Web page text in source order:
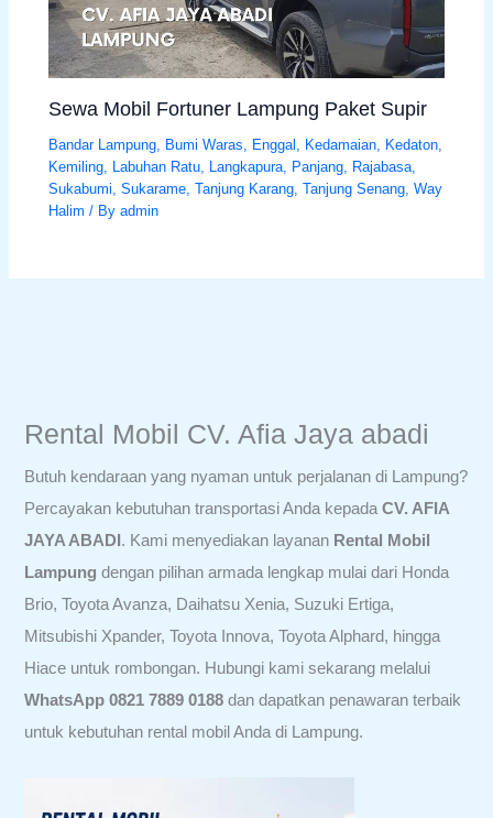
Sewa Mobil Fortuner Lampung Paket Supir
Bandar Lampung, Bumi Waras, Enggal , Kedamaian, Kedaton,
Kemiling, Labuhan Ratu, Langkapura, Panjang, Rajabasa,
Sukabumi,Sukarame,Tanjung Karang,Tanjung Senang,Way
Halim / Byadmin
Rental Mobil CV. Afia Jaya abadi
Butuh kendaraan yang nyaman untuk perjalanan di Lampung?
Percayakan kebutuhan transportasi Anda kepadaCV. AFIA
JAYA ABADI . Kami menyediakan layanan Rental Mobil
Lampung dengan pilihan armada lengkap mulai dari Honda
Brio, Toyota Avanza, Daihatsu Xenia, Suzuki Ertiga,
Mitsubishi Xpander, Toyota Innova, Toyota Alphard, hingga
Hiace untuk rombongan. Hubungi kami sekarang melalui
WhatsApp 0821 7889 0188 dan dapatkan penawaran terbaik
untuk kebutuhan rental mobil Anda di Lampung.